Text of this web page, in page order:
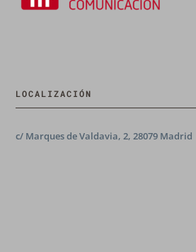
LOCALIZACIÓN
c/ Marques de Valdavia, 2, 28079 Madrid